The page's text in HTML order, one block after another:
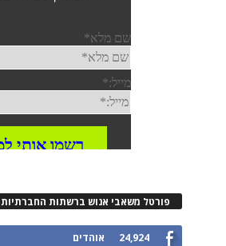
פורטל משאבי אנוש ברשתות החברתיות
24,924 אוהדים